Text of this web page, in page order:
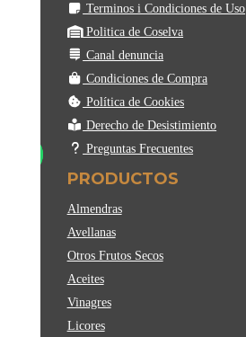
Terminos i Condiciones de Uso
Politica de Coselva
Canal denuncia
Condiciones de Compra
Política de Cookies
Derecho de Desistimiento
Preguntas Frecuentes
PRODUCTOS
Almendras
Avellanas
Otros Frutos Secos
Aceites
Vinagres
Licores